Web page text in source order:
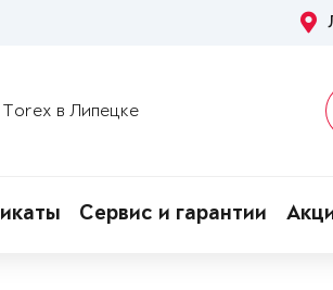
в Липецке
Сервис и гарантии